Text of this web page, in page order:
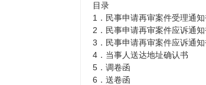
目录
1．民事申请再审案件受理通
2．民事申请再审案件应诉通
3．民事申请再审案件应诉通
4．当事人送达地址确认书
5．调卷函
6．送卷函